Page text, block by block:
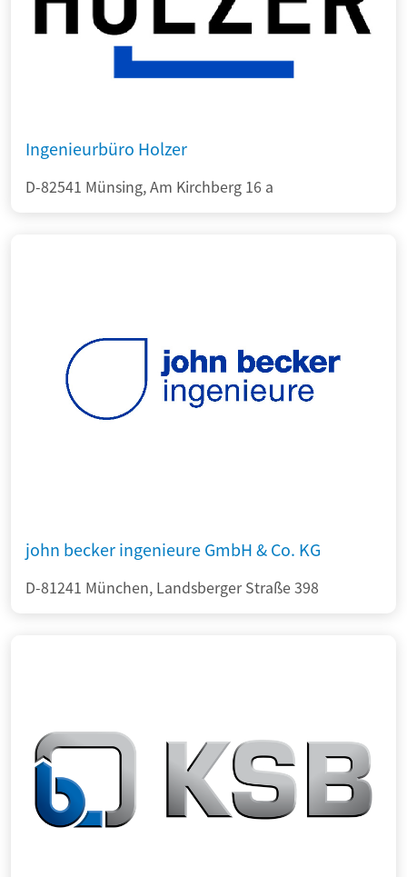
Ingenieurbüro Holzer
D-82541 Münsing, Am Kirchberg 16 a
john becker ingenieure GmbH & Co. KG
D-81241 München, Landsberger Straße 398